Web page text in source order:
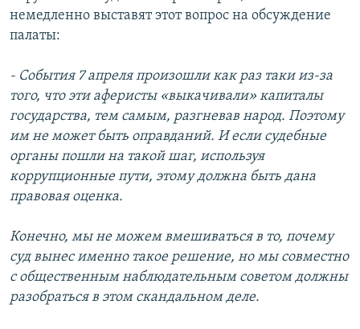
немедленно выставят этот вопрос на обсуждение
палаты:
- События 7 апреля произошли как раз таки из-за
того, что эти аферисты «выкачивали» капиталы
государства, тем самым, разгневав народ. Поэтому
им не может быть оправданий. И если судебные
органы пошли на такой шаг, используя
коррупционные пути, этому должна быть дана
правовая оценка.
Конечно, мы не можем вмешиваться в то, почему
суд вынес именно такое решение, но мы совместно
с общественным наблюдательным советом должны
разобраться в этом скандальном деле.